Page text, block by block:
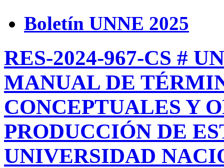
Boletín UNNE 2025
RES-2024-967-CS #
MANUAL DE
CONCEPTUALES Y
PRODUCCIÓN DE
UNIVERSIDAD